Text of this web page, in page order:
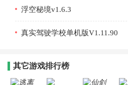
浮空秘境v1.6.3
真实驾驶学校单机版V1.11.90
其它游戏排行榜